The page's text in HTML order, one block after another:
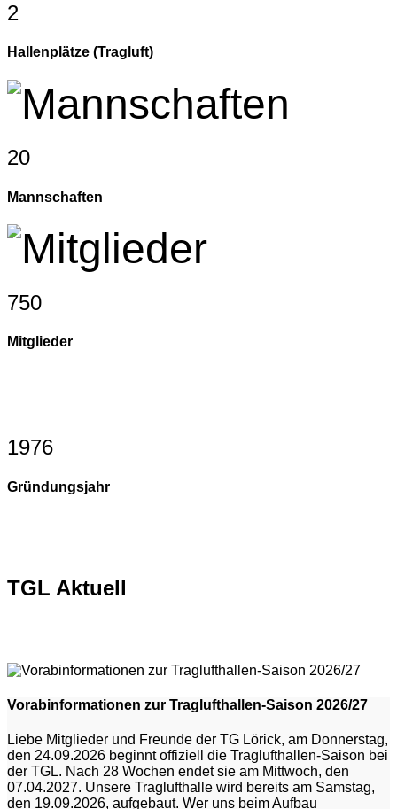
2
Hallenplätze (Tragluft)
20
Mannschaften
750
Mitglieder
1976
Gründungsjahr
TGL Aktuell
Vorabinformationen zur Traglufthallen-Saison 2026/27
Liebe Mitglieder und Freunde der TG Lörick, am Donnerstag,
den 24.09.2026 beginnt offiziell die Traglufthallen-Saison bei
der TGL. Nach 28 Wochen endet sie am Mittwoch, den
07.04.2027. Unsere Traglufthalle wird bereits am Samstag,
den 19.09.2026, aufgebaut. Wer uns beim Aufbau